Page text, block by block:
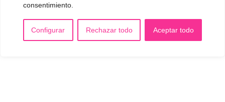
consentimiento.
Configurar Rechazar todo Aceptar todo